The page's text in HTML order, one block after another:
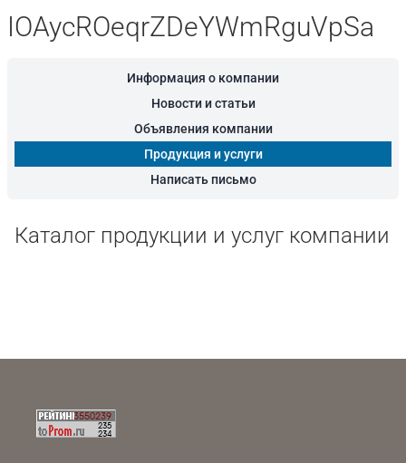
IOAycROeqrZDeYWmRguVpSa
Информация о компании
Новости и статьи
Объявления компании
Продукция и услуги
Написать письмо
Каталог продукции и услуг компании